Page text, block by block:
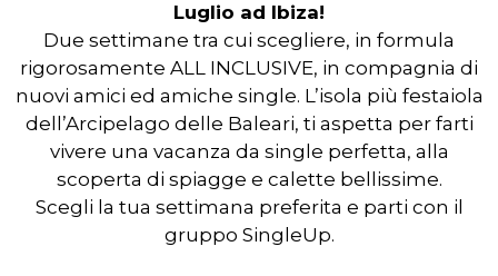
Luglio ad Ibiza!
Due settimane tra cui scegliere, in formula
rigorosamente ALL INCLUSIVE, in compagnia di
nuovi amici ed amiche single. L’isola più festaiola
dell’Arcipelago delle Baleari, ti aspetta per farti
vivere una vacanza da single perfetta, alla
scoperta di spiagge e calette bellissime.
Scegli la tua settimana preferita e parti con il
gruppo SingleUp.